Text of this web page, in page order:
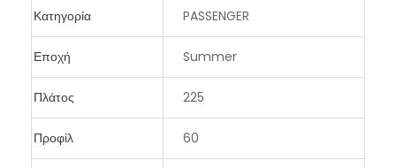
Κατηγορία PASSENGER
Εποχή Summer
Πλάτος 225
Προφίλ 60